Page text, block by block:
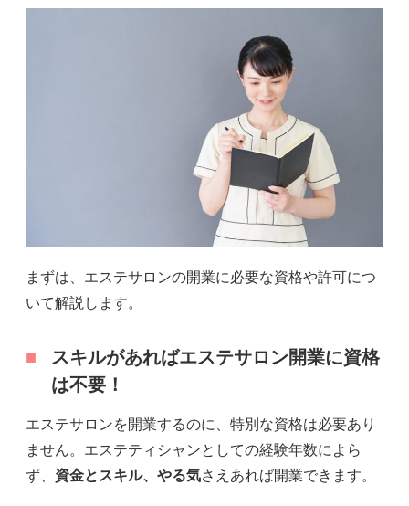
まずは、エステサロンの開業に必要な資格や許可につ
いて解説します。
スキルがあればエステサロン開業に資格
は不要！
エステサロンを開業するのに、特別な資格は必要あり
ません。エステティシャンとしての経験年数によら
ず、 資金とスキル、やる気さえあれば開業できます。